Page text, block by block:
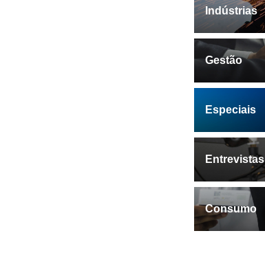
Indústrias
Gestão
Especiais
Entrevistas
Consumo